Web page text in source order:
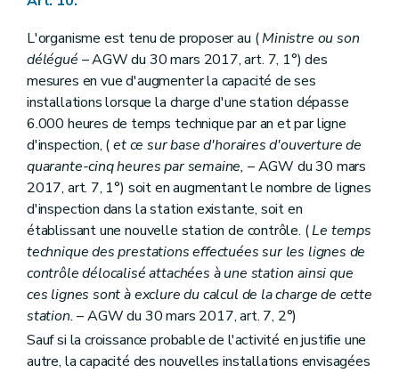
L'organisme est tenu de proposer au (Ministre ou son
délégué – AGW du 30 mars 2017, art. 7, 1°) des
mesures en vue d'augmenter la capacité de ses
installations lorsque la charge d'une station dépasse
6.000 heures de temps technique par an et par ligne
d'inspection, (et ce sur base d'horaires d'ouverture de
quarante-cinq heures par semaine, – AGW du 30 mars
2017, art. 7, 1°) soit en augmentant le nombre de lignes
d'inspection dans la station existante, soit en
établissant une nouvelle station de contrôle. (Le temps
technique des prestations effectuées sur les lignes de
contrôle délocalisé attachées à une station ainsi que
ces lignes sont à exclure du calcul de la charge de cette
station.– AGW du 30 mars 2017, art. 7, 2°)
Sauf si la croissance probable de l'activité en justifie une
autre, la capacité des nouvelles installations envisagées